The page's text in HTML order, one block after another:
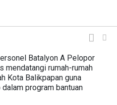
Batalyon A Pelopor
mendatangi rumah-rumah
Kota Balikpapan guna
program bantuan